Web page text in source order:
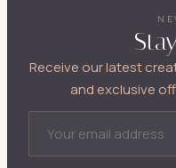
Receive our latest
and exclusive